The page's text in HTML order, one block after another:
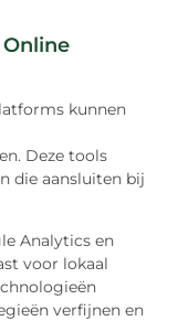
kunnen
Deze tools
die aansluiten bij
Analytics en
voor lokaal
verfijnen en